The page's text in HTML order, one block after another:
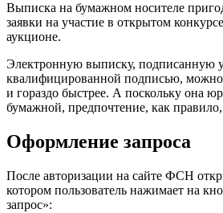
Выписка на бумажном носителе
заявки на участие в открытом
аукционе.
Электронную выписку, подписанную
квалифицированной подписью, можно
и гораздо быстрее. А поскольку она
бумажной, предпочтение, как правило,
Оформление запроса
После авторизации на сайте ФСН
котором пользователь нажимает на
запрос»: